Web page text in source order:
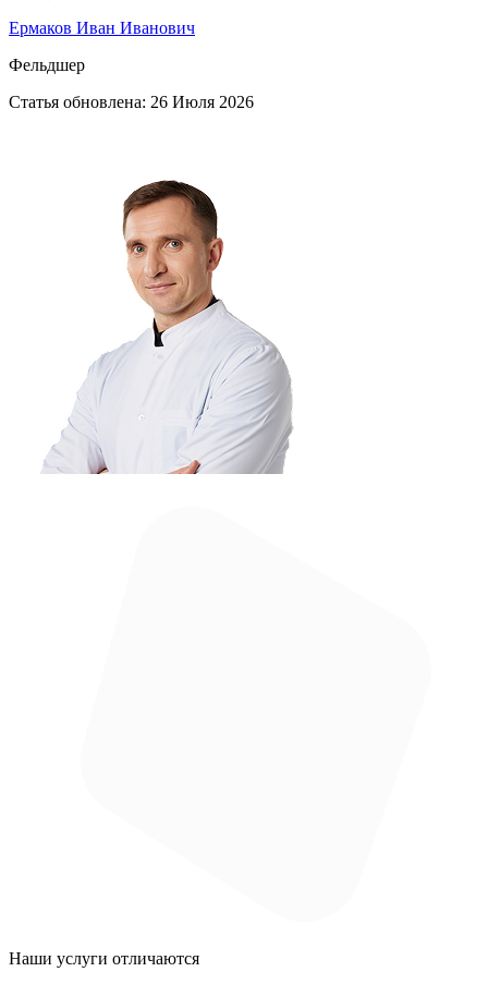
Ермаков Иван Иванович
Фельдшер
Статья обновлена: 26 Июля 2026
Наши услуги отличаются